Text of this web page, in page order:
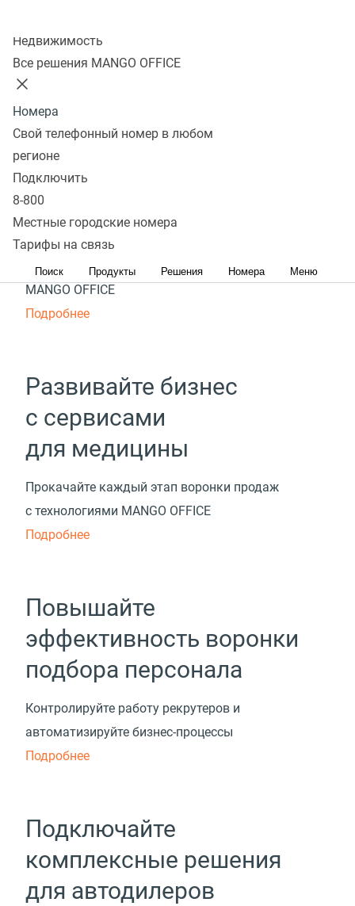
Недвижимость
Все решения MANGO OFFICE
Номера
Свой телефонный номер в любом
регионе
Подключить
8-800
Местные городские номера
Тарифы на связь
Поиск Продукты Решения Номера Меню
инструментами MANGO OFFICE
Повышайте качество
сервиса онлайн‑магазина
Обеспечьте высокий стандарт обслуживания
и зарабатывайте больше с решениями
MANGO OFFICE
Подробнее
Развивайте бизнес
с сервисами
для медицины
Прокачайте каждый этап воронки продаж
с технологиями MANGO OFFICE
Подробнее
Повышайте
эффективность воронки
подбора персонала
Контролируйте работу рекрутеров и
автоматизируйте бизнес-процессы
Подробнее
Подключайте
комплексные решения
для автодилеров